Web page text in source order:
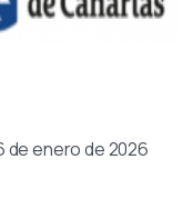
de enero de 2026